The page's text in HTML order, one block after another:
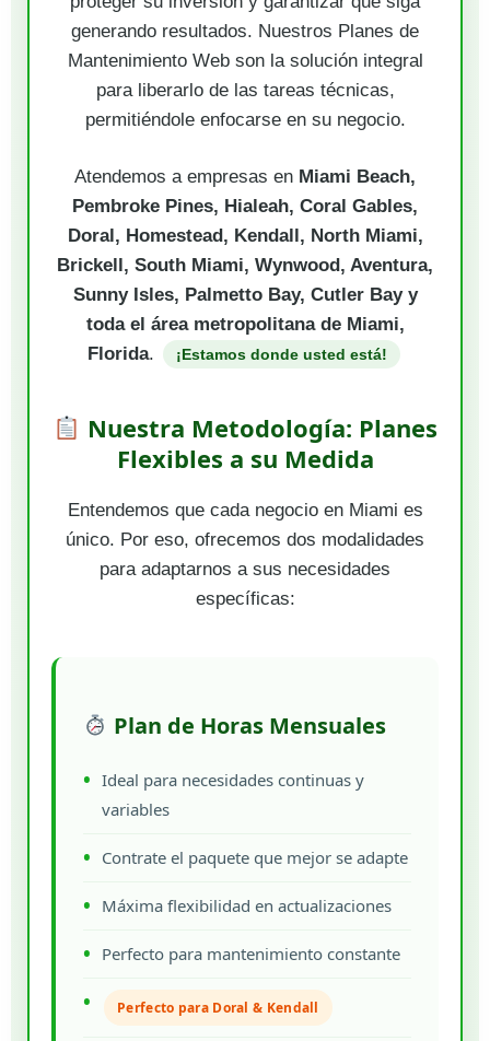
generando resultados. Nuestros Planes de
Mantenimiento Web son la solución integral
para liberarlo de las tareas técnicas,
permitiéndole enfocarse en su negocio.
Atendemos a empresas en Miami Beach,
Pembroke Pines, Hialeah, Coral Gables,
Doral, Homestead, Kendall, North Miami,
Brickell, South Miami, Wynwood, Aventura,
Sunny Isles, Palmetto Bay, Cutler Bay y
toda el área metropolitana de Miami,
Florida. ¡Estamos donde usted está!
Nuestra Metodología: Planes
Flexibles a su Medida
Entendemos que cada negocio en Miami es
único. Por eso, ofrecemos dos modalidades
para adaptarnos a sus necesidades
específicas:
Plan de Horas Mensuales
Ideal para necesidades continuas y
variables
Contrate el paquete que mejor se adapte
Máxima flexibilidad en actualizaciones
Perfecto para mantenimiento constante
Perfecto para Doral & Kendall